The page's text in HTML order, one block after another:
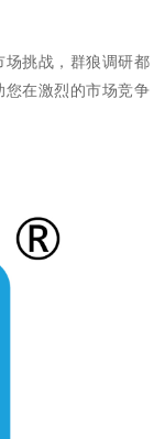
场挑战，群狼调研都
您在激烈的市场竞争